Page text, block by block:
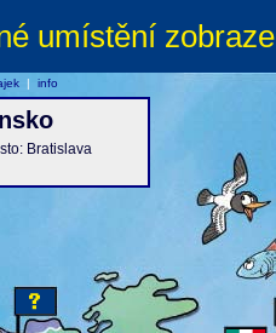
umístění
Bratislava
| info